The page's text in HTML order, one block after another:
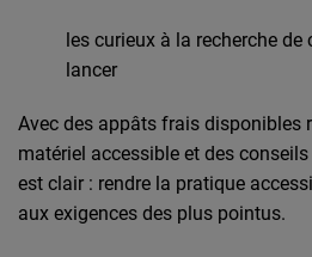
les curieux à la recherche
lancer
Avec des appâts frais disponibles
matériel accessible et des
est clair : rendre la pratique
aux exigences des plus pointus.